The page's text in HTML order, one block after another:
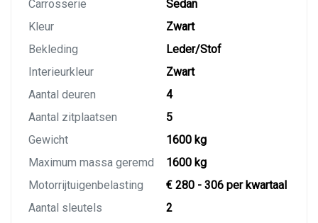
Carrosserie
Sedan
Kleur
Zwart
Bekleding
Leder/Stof
Interieurkleur
Zwart
Aantal deuren
4
Aantal zitplaatsen
5
Gewicht
1600 kg
Maximum massa geremd
1600 kg
Motorrijtuigenbelasting
€ 280 - 306 per kwartaal
Aantal sleutels
2